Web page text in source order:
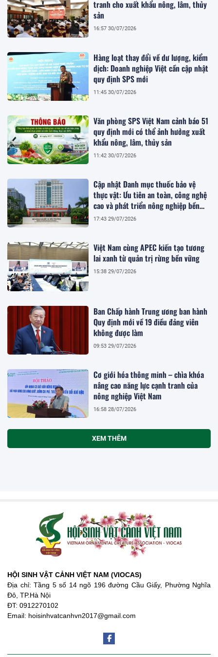
tranh cho xuất khẩu nông, lâm, thủy
sản
16:57 30/07/2026
Hàng loạt thay đổi về dư lượng, kiểm
dịch: Doanh nghiệp Việt cần cập nhật
quy định SPS mới
11:45 30/07/2026
Văn phòng SPS Việt Nam cảnh báo 51
quy định mới có thể ảnh hưởng xuất
khẩu nông, lâm, thủy sản
11:42 30/07/2026
Cập nhật Danh mục thuốc bảo vệ
thực vật: Ưu tiên an toàn, công nghệ
cao và phát triển nông nghiệp bền
vững
17:43 29/07/2026
Việt Nam cùng APEC kiến tạo tương
lai xanh từ quản trị rừng bền vững
15:38 29/07/2026
Ban Chấp hành Trung ương ban hành
Quy định mới về 19 điều đảng viên
không được làm
09:53 29/07/2026
Cơ giới hóa thông minh – chìa khóa
nâng cao năng lực cạnh tranh của
nông nghiệp Việt Nam
16:58 28/07/2026
XEM THÊM
HỘI SINH VẬT CẢNH VIỆT NAM (VIOCAS)
Địa chỉ: Tầng 5 số 14 ngõ 196 đường Cầu Giấy, Phường Nghĩa
Đô, TP.Hà Nội
ĐT: 0912270102
Email: hoisinhvatcanhvn2017@gmail.com